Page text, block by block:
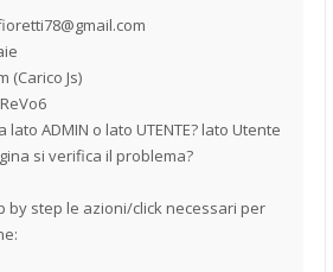
(Carico Js)
ADMIN o lato UTENTE? lato Utente
si verifica il problema?
by step le azioni/click necessari per